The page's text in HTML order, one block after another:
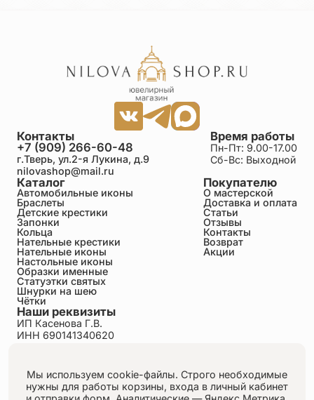
Каталог
Автомобильные иконы
Браслеты
Детские крестики
Запонки
Кольца
Нательные крестики
Нательные иконы
Настольные иконы
Образки именные
Статуэтки святых
Шнурки на шею
Чётки
Покупателю
О мастерской
Доставка и оплата
Статьи
Отзывы
Контакты
Возврат
Акции
Время работы
Пн-Пт: 9.00-17.00
Сб-Вс: Выходной
Контакты
+7 (909) 266-60-48
г.Тверь, ул.2-я Лукина, д.9
nilovashop@mail.ru
Наши реквизиты
ИП Касенова Г.В.
ИНН 690141340620
Пользовательское соглашение
Публичная оферта
Согласие на обработку персональных данных
Мы используем cookie-файлы. Строго необходимые
нужны для работы корзины, входа в личный кабинет